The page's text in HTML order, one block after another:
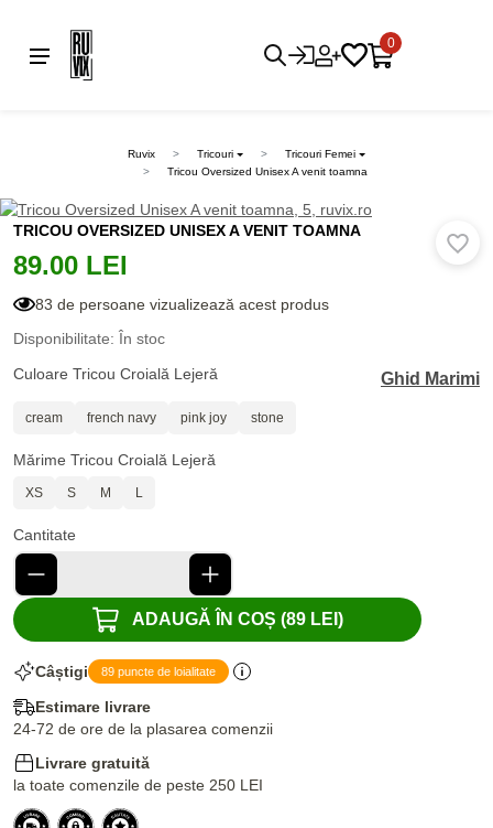
0
Ruvix Tricouri
Tricouri Femei
Tricou Oversized Unisex A venit toamna
TRICOU OVERSIZED UNISEX A VENIT TOAMNA
89.00 LEI
83 de persoane vizualizează acest produs
Disponibilitate: În stoc
Culoare Tricou Croială Lejeră
Ghid Marimi
cream french navy pink joy stone
Mărime Tricou Croială Lejeră
XS S M L
Cantitate
ADAUGĂ ÎN COȘ (89 LEI)
Câștigi 89 puncte de loialitate
Estimare livrare
24-72 de ore de la plasarea comenzii
Livrare gratuită
la toate comenzile de peste 250 LEI